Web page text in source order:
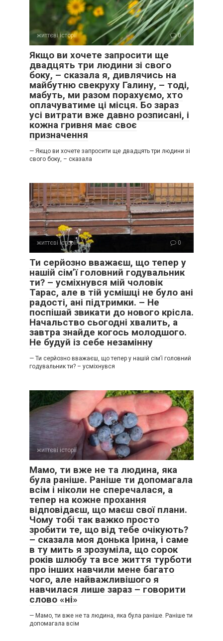
життєві історії 0
Якщо ви хочете запросити ще
двадцять три людини зі свого
боку, – сказала я, дивлячись на
майбутню свекруху Галину, – тоді,
мабуть, ми разом порахуємо, хто
оплачуватиме ці місця. Бо зараз
усі витрати вже давно розписані, і
кожна гривня має своє
призначення
— Якщо ви хочете запросити ще двадцять три людини зі
свого боку, – сказала
життєві історії 0
Ти серйозно вважаєш, що тепер у
нашій сім’ї головний годувальник
ти? – усміхнувся мій чоловік
Тарас, але в тій усмішці не було ані
радості, ані підтримки. – Не
поспішай звикати до нового крісла.
Начальство сьогодні хвалить, а
завтра знайде когось молодшого.
Не будуй із себе незамінну
— Ти серйозно вважаєш, що тепер у нашій сім’ї головний
годувальник ти? – усміхнувся
життєві історії 0
Мамо, ти вже не та людина, яка
була раніше. Раніше ти допомагала
всім і ніколи не сперечалася, а
тепер на кожне прохання
відповідаєш, що маєш свої плани.
Чому тобі так важко просто
зробити те, що від тебе очікують?
– сказала моя донька Ірина, і саме
в ту мить я зрозуміла, що сорок
років шлюбу та все життя турботи
про інших навчили мене багато
чого, але найважливішого я
навчилася лише зараз – говорити
слово «ні»
— Мамо, ти вже не та людина, яка була раніше. Раніше ти
допомагала всім